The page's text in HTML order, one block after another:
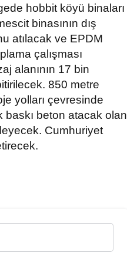
hobbit köyü binaları
binasının dış
atılacak ve EPDM
çalışması
alanının 17 bin
850 metre
yolları çevresinde
baskı beton atacak olan
Cumhuriyet